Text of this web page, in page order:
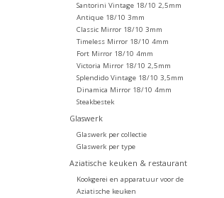
Santorini Vintage 18/10 2,5mm
Antique 18/10 3mm
Classic Mirror 18/10 3mm
Timeless Mirror 18/10 4mm
Fort Mirror 18/10 4mm
Victoria Mirror 18/10 2,5mm
Splendido Vintage 18/10 3,5mm
Dinamica Mirror 18/10 4mm
Steakbestek
Glaswerk
Glaswerk per collectie
Glaswerk per type
Aziatische keuken & restaurant
Kookgerei en apparatuur voor de
Aziatische keuken